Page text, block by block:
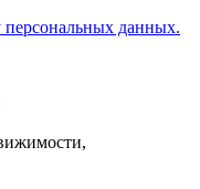
персональных данных.